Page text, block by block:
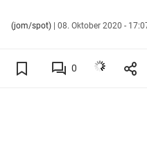
(jom/spot) | 08. Oktober 2020 -
0